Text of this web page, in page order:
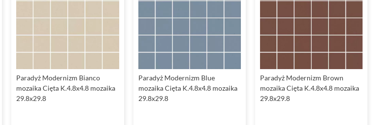
Paradyż Modernizm Bianco
mozaika Cięta K.4.8x4.8 mozaika
29.8x29.8
Paradyż Modernizm Blue
mozaika Cięta K.4.8x4.8 mozaika
29.8x29.8
Paradyż Modernizm Brown
mozaika Cięta K.4.8x4.8 mozaika
29.8x29.8